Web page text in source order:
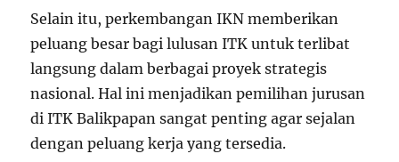
Selain itu, perkembangan IKN memberikan
peluang besar bagi lulusan ITK untuk terlibat
langsung dalam berbagai proyek strategis
nasional. Hal ini menjadikan pemilihan jurusan
di ITK Balikpapan sangat penting agar sejalan
dengan peluang kerja yang tersedia.